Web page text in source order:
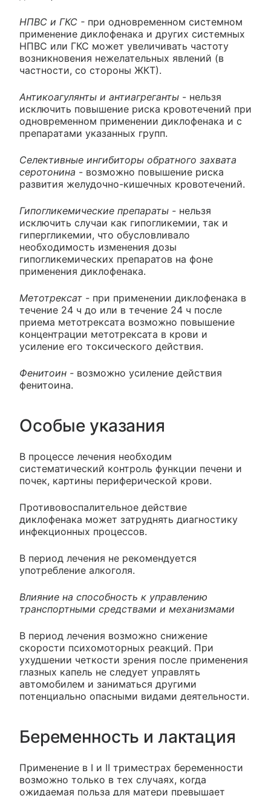
НПВС и ГКС - при одновременном системном
применение диклофенака и других системных
НПВС или ГКС может увеличивать частоту
возникновения нежелательных явлений (в
частности, со стороны ЖКТ).
Антикоагулянты и антиагреганты - нельзя
исключить повышение риска кровотечений при
одновременном применении диклофенака и с
препаратами указанных групп.
Селективные ингибиторы обратного захвата
серотонина - возможно повышение риска
развития желудочно-кишечных кровотечений.
Гипогликемические препараты - нельзя
исключить случаи как гипогликемии, так и
гипергликемии, что обусловливало
необходимость изменения дозы
гипогликемических препаратов на фоне
применения диклофенака.
Метотрексат - при применении диклофенака в
течение 24 ч до или в течение 24 ч после
приема метотрексата возможно повышение
концентрации метотрексата в крови и
усиление его токсического действия.
Фенитоин - возможно усиление действия
фенитоина.
Особые указания
В процессе лечения необходим
систематический контроль функции печени и
почек, картины периферической крови.
Противовоспалительное действие
диклофенака может затруднять диагностику
инфекционных процессов.
В период лечения не рекомендуется
употребление алкоголя.
Влияние на способность к управлению
транспортными средствами и механизмами
В период лечения возможно снижение
скорости психомоторных реакций. При
ухудшении четкости зрения после применения
глазных капель не следует управлять
автомобилем и заниматься другими
потенциально опасными видами деятельности.
Беременность и лактация
Применение в I и II триместрах беременности
возможно только в тех случаях, когда
ожидаемая польза для матери превышает